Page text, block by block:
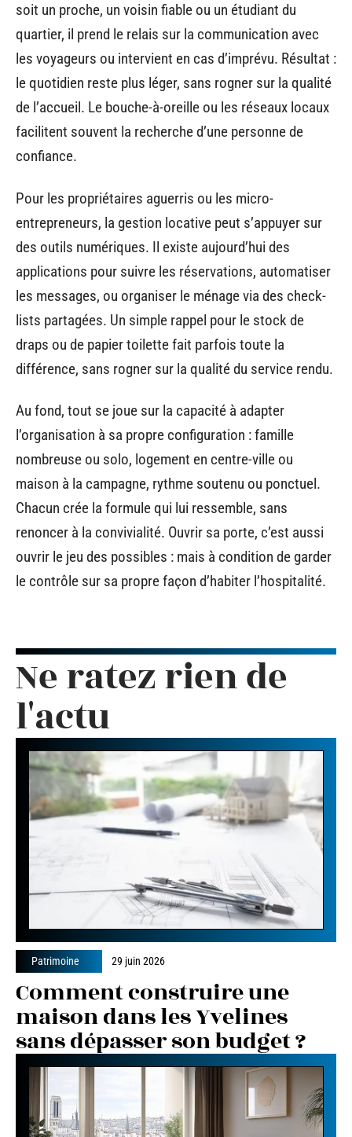
soit un proche, un voisin fiable ou un étudiant du
quartier, il prend le relais sur la communication avec
les voyageurs ou intervient en cas d’imprévu. Résultat :
le quotidien reste plus léger, sans rogner sur la qualité
de l’accueil. Le bouche-à-oreille ou les réseaux locaux
facilitent souvent la recherche d’une personne de
confiance.
Pour les propriétaires aguerris ou les micro-
entrepreneurs, la gestion locative peut s’appuyer sur
des outils numériques. Il existe aujourd’hui des
applications pour suivre les réservations, automatiser
les messages, ou organiser le ménage via des check-
lists partagées. Un simple rappel pour le stock de
draps ou de papier toilette fait parfois toute la
différence, sans rogner sur la qualité du service rendu.
Au fond, tout se joue sur la capacité à adapter
l’organisation à sa propre configuration : famille
nombreuse ou solo, logement en centre-ville ou
maison à la campagne, rythme soutenu ou ponctuel.
Chacun crée la formule qui lui ressemble, sans
renoncer à la convivialité. Ouvrir sa porte, c’est aussi
ouvrir le jeu des possibles : mais à condition de garder
le contrôle sur sa propre façon d’habiter l’hospitalité.
Ne ratez rien de
l'actu
Patrimoine 29 juin 2026
Comment construire une
maison dans les Yvelines
sans dépasser son budget ?